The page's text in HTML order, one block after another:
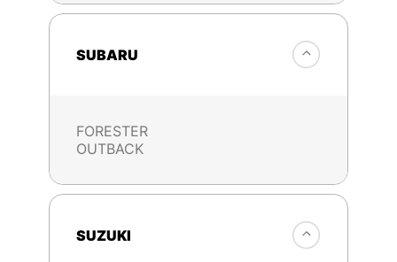
SUBARU
FORESTER
OUTBACK
SUZUKI